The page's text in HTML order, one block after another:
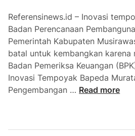
Referensinews.id – Inovasi
Badan Perencanaan
Pemerintah Kabupaten
batal untuk kembangkan karena
Badan Pemeriksa Keuangan
Inovasi Tempoyak Bapeda
Pengembangan … P
Read more